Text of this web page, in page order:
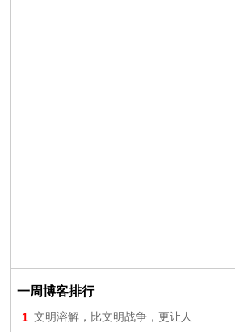
一周博客排行
1 文明溶解，比文明战争，更让人